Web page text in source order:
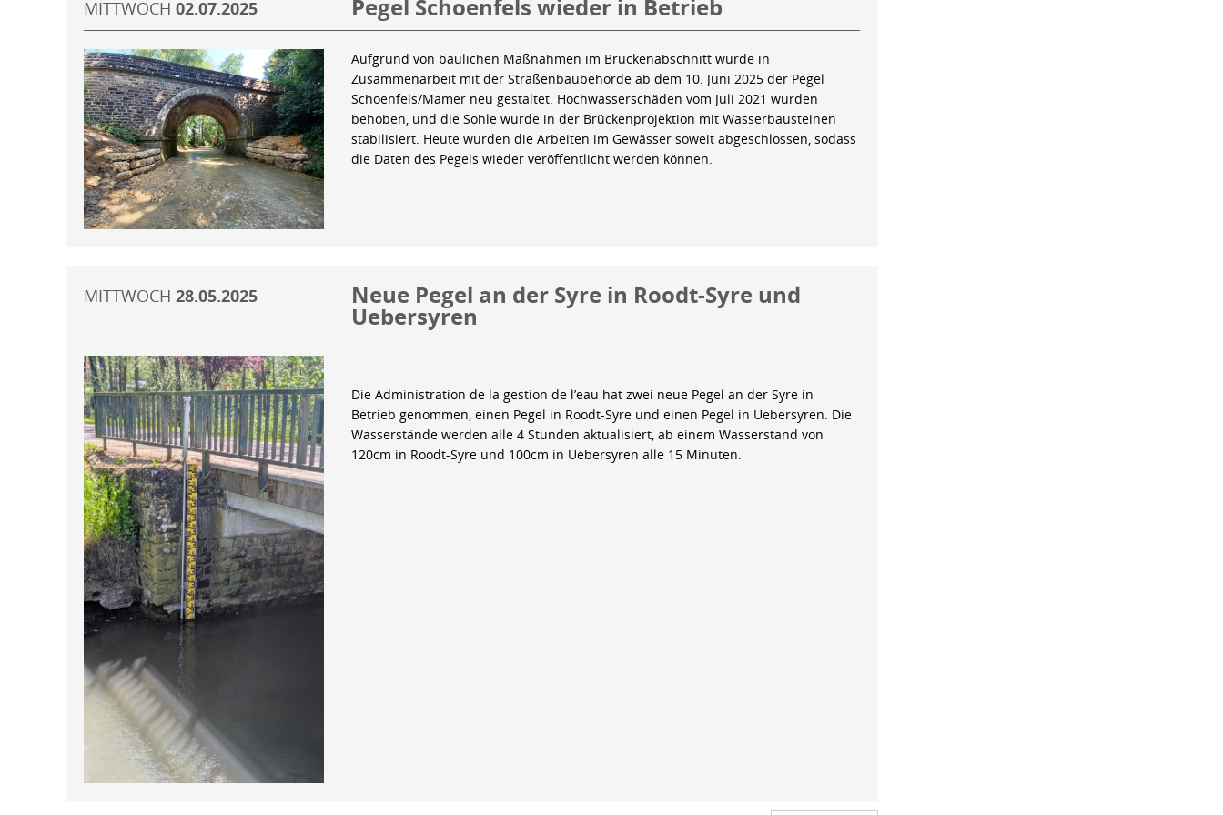
MITTWOCH 02.07.2025 Pegel Schoenfels wieder in Betrieb
Aufgrund von baulichen Maßnahmen im Brückenabschnitt wurde in
Zusammenarbeit mit der Straßenbaubehörde ab dem 10. Juni 2025 der Pegel
Schoenfels/Mamer neu gestaltet. Hochwasserschäden vom Juli 2021 wurden
behoben, und die Sohle wurde in der Brückenprojektion mit Wasserbausteinen
stabilisiert. Heute wurden die Arbeiten im Gewässer soweit abgeschlossen, sodass
die Daten des Pegels wieder veröffentlicht werden können.
MITTWOCH 28.05.2025 Neue Pegel an der Syre in Roodt-Syre und
Uebersyren
Die Administration de la gestion de l’eau hat zwei neue Pegel an der Syre in
Betrieb genommen, einen Pegel in Roodt-Syre und einen Pegel in Uebersyren. Die
Wasserstände werden alle 4 Stunden aktualisiert, ab einem Wasserstand von
120cm in Roodt-Syre und 100cm in Uebersyren alle 15 Minuten.